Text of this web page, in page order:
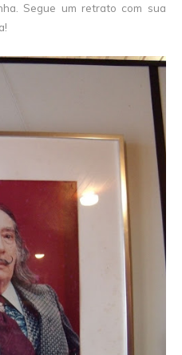
Segue um retrato com sua